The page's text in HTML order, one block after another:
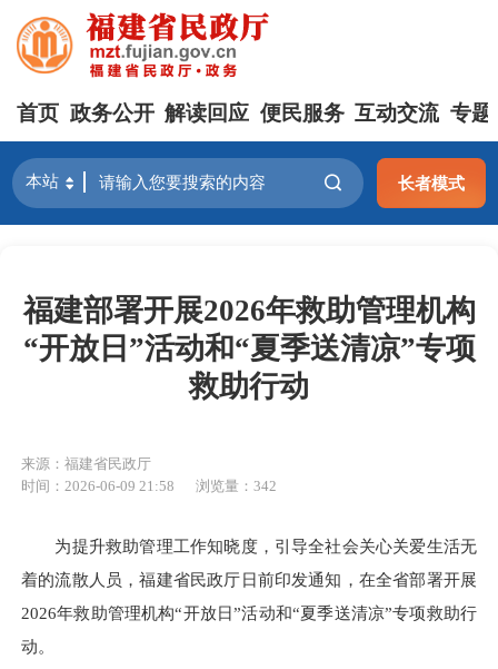
首页 政务公开 解读回应 便民服务 互动交流 专题
长者模式
福建部署开展2026年救助管理机构
“开放日”活动和“夏季送清凉”专项
救助行动
来源：福建省民政厅
时间：2026-06-09 21:58
浏览量：342
为提升救助管理工作知晓度，引导全社会关心关爱生活无
着的流散人员，福建省民政厅日前印发通知，在全省部署开展
2026年救助管理机构“开放日”活动和“夏季送清凉”专项救助行
动。